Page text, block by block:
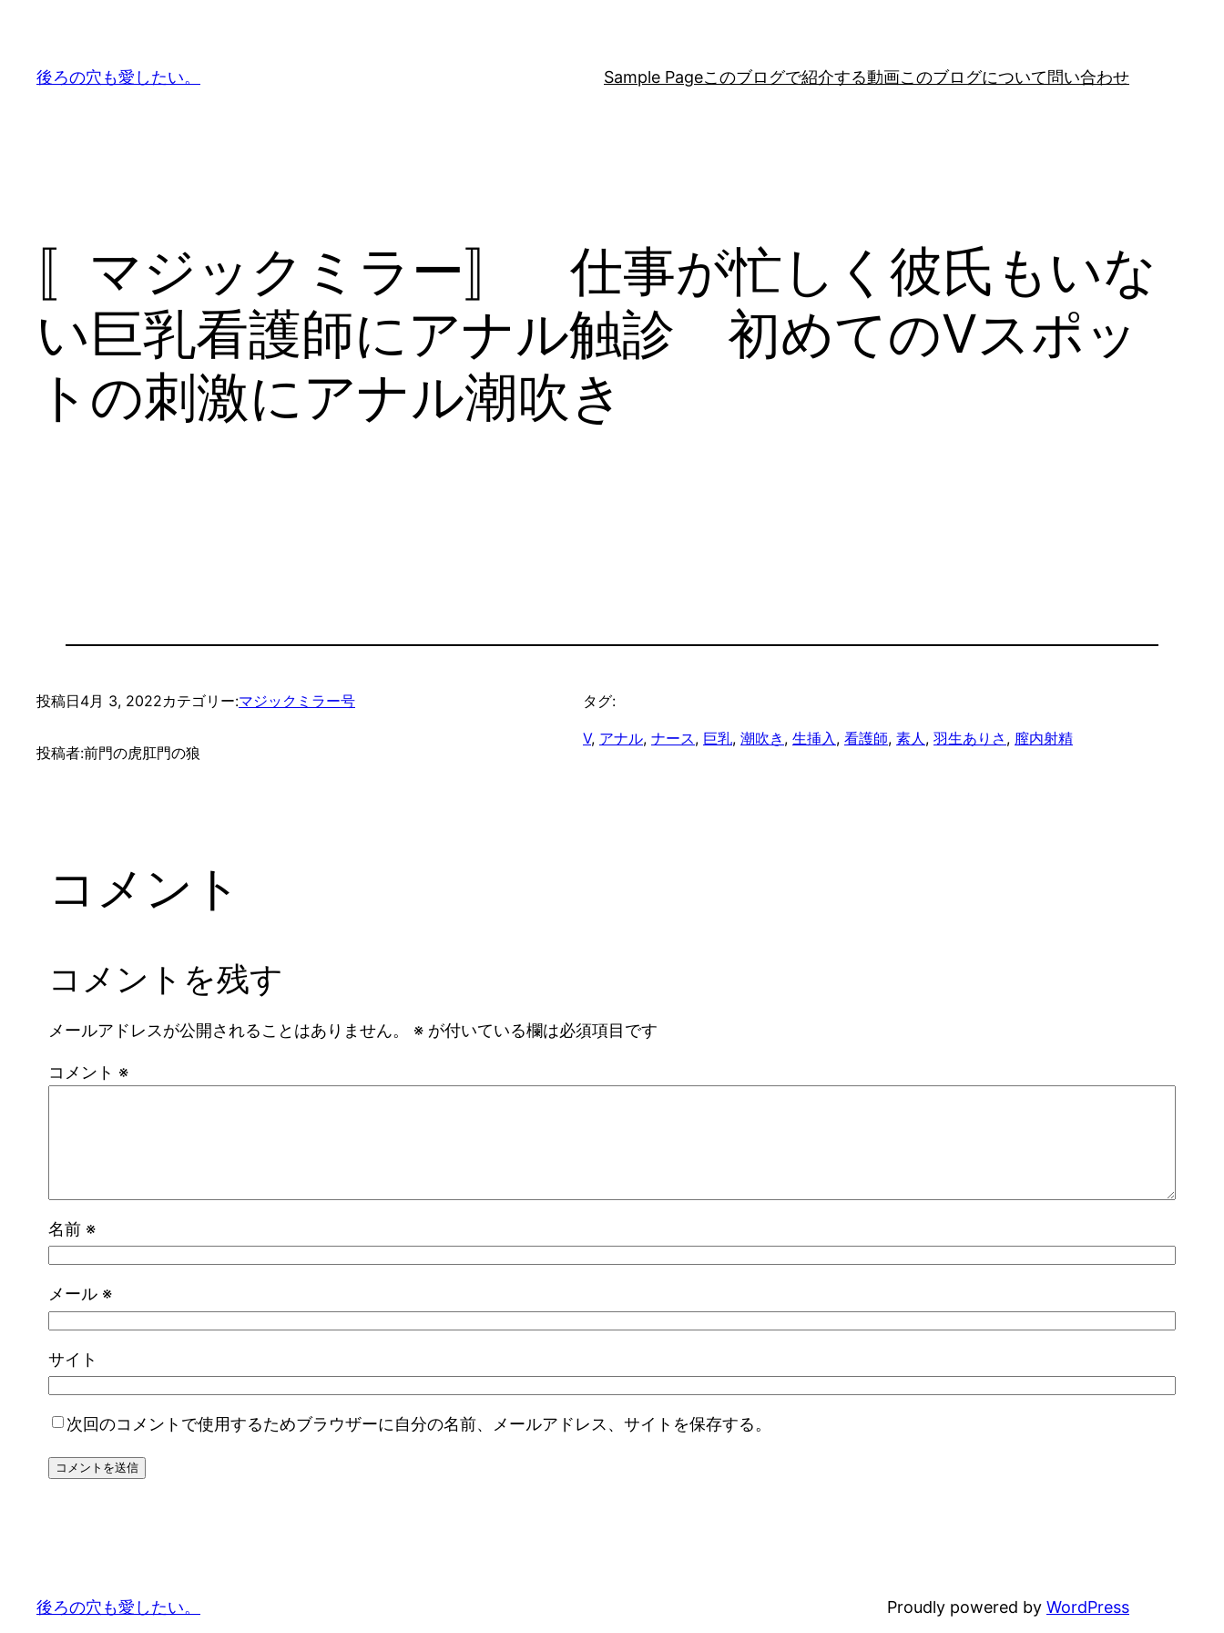
後ろの穴も愛したい。 Sample Pageこのブログで紹介する動画このブログについて問い合わせ
〚マジックミラー〛 仕事が忙しく彼氏もいな
い巨乳看護師にアナル触診 初めてのVスポッ
トの刺激にアナル潮吹き
投稿日4月 3, 2022カテゴリー:マジックミラー号
投稿者:前門の虎肛門の狼
タグ:
V, アナル, ナース, 巨乳, 潮吹き , 生挿入, 看護師, 素人, 羽生ありさ , 膣内射精
コメント
コメントを残す
メールアドレスが公開されることはありません。 ※ が付いている欄は必須項目です
コメント ※
名前 ※
メール ※
サイト
次回のコメントで使用するためブラウザーに自分の名前、メールアドレス、サイトを保存する。
後ろの穴も愛したい。 Proudly powered by WordPress